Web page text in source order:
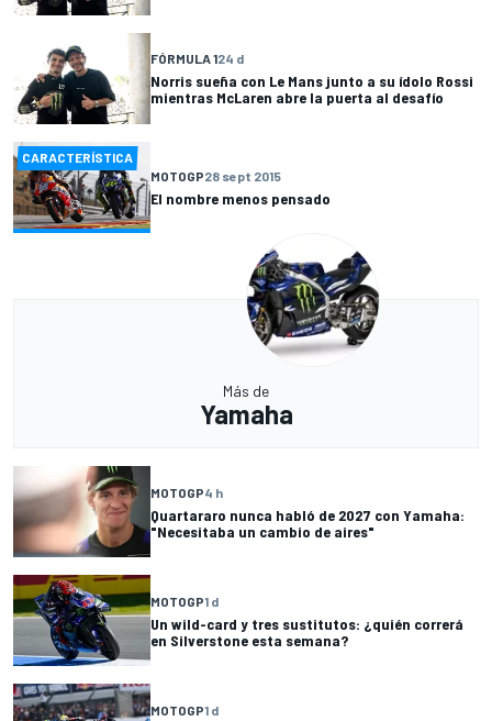
FÓRMULA 124 d
Norris sueña con Le Mans junto a su ídolo Rossi
mientras McLaren abre la puerta al desafío
CARACTERÍSTICA
MOTOGP28 sept 2015
El nombre menos pensado
Más de
Yamaha
MOTOGP4 h
Quartararo nunca habló de 2027 con Yamaha:
"Necesitaba un cambio de aires"
MOTOGP1 d
Un wild-card y tres sustitutos: ¿quién correrá
en Silverstone esta semana?
MOTOGP1 d